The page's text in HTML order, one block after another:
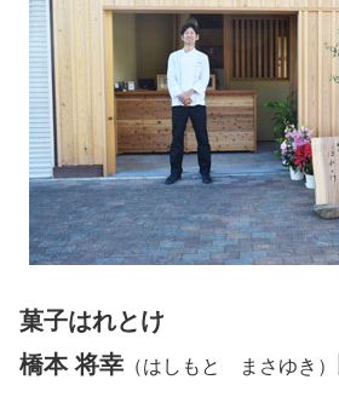
菓子はれとけ
橋本 将幸 （はしもと まさゆき）